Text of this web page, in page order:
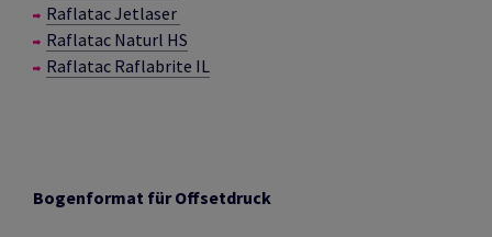
Raflatac Jetlaser
Raflatac Naturl HS
Raflatac Raflabrite IL
Bogenformat für Offsetdruck